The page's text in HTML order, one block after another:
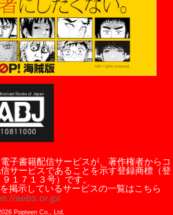
子書籍配信サービスが、著作権者からコ
サービスであることを示す登録商標（登
１７１３号）です。
掲示しているサービスの一覧はこちら
aebs.or.jp/
Popteen Co., Ltd.